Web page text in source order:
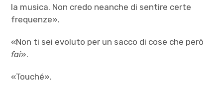
la musica. Non credo neanche di sentire certe
frequenze».
«Non ti sei evoluto per un sacco di cose che però
fai».
«Touché».